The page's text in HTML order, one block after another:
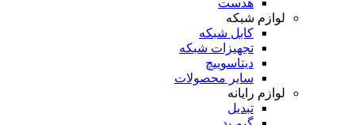
لوازم شبکه
کابل شبکه
تجهیزات شبکه
دیتاسوییچ
سایر محصولات
لوازم رایانه
تبدیل